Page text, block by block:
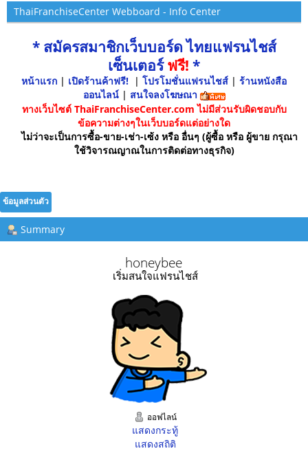
ThaiFranchiseCenter Webboard - Info Center
* สมัครสมาชิกเว็บบอร์ด ไทยแฟรนไชส์
เซ็นเตอร์ฟรี! *
หน้าแรก | เปิดร้านค้าฟรี! | โปรโมชั่นแฟรนไชส์ | ร้านหนังสือ
ออนไลน์ | สนใจลงโฆษณา
ทางเว็บไซต์ ThaiFranchiseCenter.com ไม่มีส่วนรับผิดชอบกับ
ข้อความต่างๆในเว็บบอร์ดแต่อย่างใด
ไม่ว่าจะเป็นการซื้อ-ขาย-เช่า-เซ้ง หรือ อื่นๆ (ผู้ซื้อ หรือ ผู้ขาย กรุณา
ใช้วิจารณญาณในการติดต่อทางธุรกิจ)
ข้อมูลส่วนตัว
Summary
honeybee
เริ่มสนใจแฟรนไชส์
ออฟไลน์
แสดงกระทู้
แสดงสถิติ